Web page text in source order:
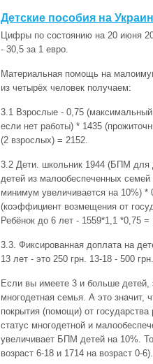
Детские пособия на
Цифры по состоянию на 20 июня
- 30,5 за 1 евро.
Материальная помощь на
из четырёх человек получаем:
3.1 Взрослые - 0,75
если нет работы) * 1435
(2 взрослых) = 2152.
3.2 Дети. школьник 1944 (БПМ для
детей из малообеспеченных
минимум увеличивается на 10%) *
(коэффициент возмещения от
Ребёнок до 6 лет - 1559*1,1 *0,75 =
3.3. Фиксированная доплата на
13 лет - это 250 грн. 13-18 - 500 грн.
Если вы имеете 3 и больше детей,
многодетная семья. А это значит,
покрытия (помощи) от
статус многодетной и
увеличивает БПМ детей на 10%.
возраст 6-18 и 1714 на возраст 0-6).